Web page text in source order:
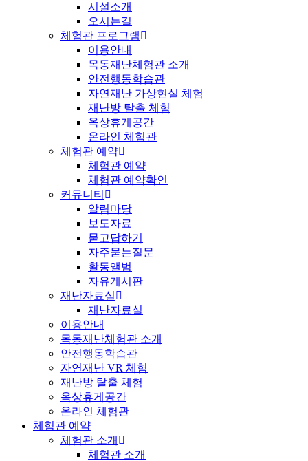
시설소개
오시는길
체험관 프로그램
이용안내
목동재난체험관 소개
안전행동학습관
자연재난 가상현실 체험
재난방 탈출 체험
옥상휴게공간
온라인 체험관
체험관 예약
체험관 예약
체험관 예약확인
커뮤니티
알림마당
보도자료
묻고답하기
자주묻는질문
활동앨범
자유게시판
재난자료실
재난자료실
이용안내
목동재난체험관 소개
안전행동학습관
자연재난 VR 체험
재난방 탈출 체험
옥상휴게공간
온라인 체험관
체험관 예약
체험관 소개
체험관 소개